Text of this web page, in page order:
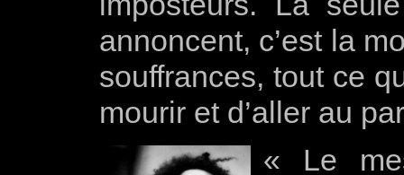
annoncent, c’est la
souffrances, tout ce
mourir et d’aller au
« Le